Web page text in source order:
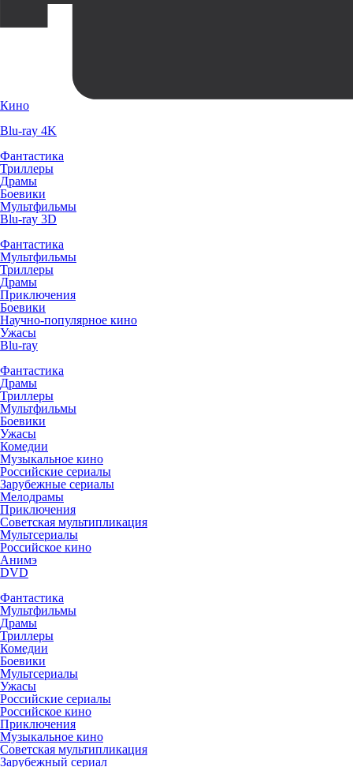
Кино
Blu-ray 4K
Фантастика
Триллеры
Драмы
Боевики
Мультфильмы
Blu-ray 3D
Фантастика
Мультфильмы
Триллеры
Драмы
Приключения
Боевики
Научно-популярное кино
Ужасы
Blu-ray
Фантастика
Драмы
Триллеры
Мультфильмы
Боевики
Ужасы
Комедии
Музыкальное кино
Российские сериалы
Зарубежные сериалы
Мелодрамы
Приключения
Советская мультипликация
Мультсериалы
Российское кино
Анимэ
DVD
Фантастика
Мультфильмы
Драмы
Триллеры
Комедии
Боевики
Мультсериалы
Ужасы
Российские сериалы
Российское кино
Приключения
Музыкальное кино
Советская мультипликация
Зарубежный сериал